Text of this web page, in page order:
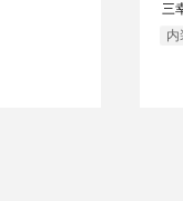
三
内